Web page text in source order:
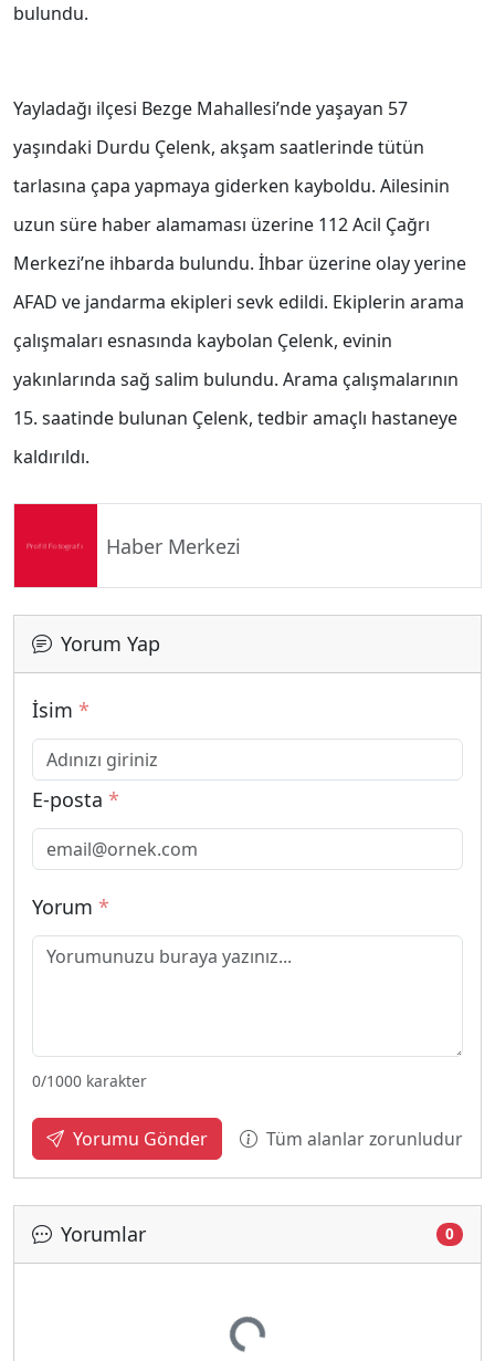
bulundu.
Yayladağı ilçesi Bezge Mahallesi’nde yaşayan 57
yaşındaki Durdu Çelenk, akşam saatlerinde tütün
tarlasına çapa yapmaya giderken kayboldu. Ailesinin
uzun süre haber alamaması üzerine 112 Acil Çağrı
Merkezi’ne ihbarda bulundu. İhbar üzerine olay yerine
AFAD ve jandarma ekipleri sevk edildi. Ekiplerin arama
çalışmaları esnasında kaybolan Çelenk, evinin
yakınlarında sağ salim bulundu. Arama çalışmalarının
15. saatinde bulunan Çelenk, tedbir amaçlı hastaneye
kaldırıldı.
Haber Merkezi
Yorum Yap
İsim *
E-posta *
Yorum *
0/1000 karakter
Yorumu Gönder Tüm alanlar zorunludur
Yorumlar 0
Yükleniyor...